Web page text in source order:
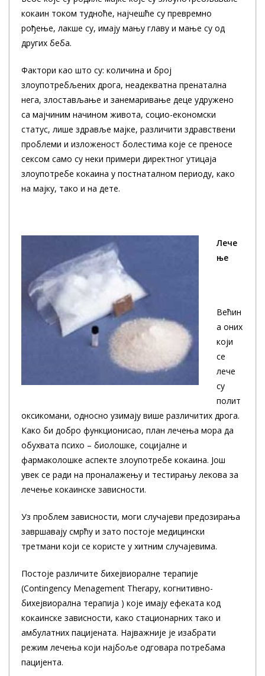
кокаин током тудноће, најчешће су превремно
рођење, лакше су, имају мању главу и мање су од
других беба.
Фактори као што су: количина и број
злоупотребљених дрога, неадекватна пренатална
нега, злостављање и занемаривање деце удружено
са мајчиним начином живота, социо-економски
статус, лише здравље мајке, различити здравствени
проблеми и изложеност болестима које се преносе
сексом само су неки примери директног утицаја
злоупотребе кокаина у постнаталном периоду, како
на мајку, тако и на дете.
Лече
ње
Већин
а оних
који
се
лече
су
полит
оксикомани, односно узимају више различитих дрога.
Како би добро функционисао, план лечења мора да
обухвата психо – биолошке, социјалне и
фармаколошке аспекте злоупотребе кокаина. Још
увек се ради на проналажењу и тестирању лекова за
лечење кокаинске зависности.
Уз проблем зависности, моги случајеви предозирања
завршавају смрћу и зато постоје медицински
третмани који се користе у хитним случајевима.
Постоје различите бихејвиоралне терапије
(Contingency Menagement Therapy, когнитивно-
бихејвиорална терапија ) које имају ефеката код
кокаинске зависности, како стационарних тако и
амбулатних пацијената. Најважније је изабрати
режим лечења који најбоље одговара потребама
пацијента.